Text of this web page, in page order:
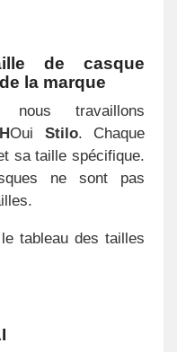
de casque
la marque
nous travaillons
Oui Stilo. Chaque
sa taille spécifique.
ne sont pas
tableau des tailles